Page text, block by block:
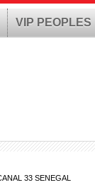
VIP PEOPLES
33 SENEGAL